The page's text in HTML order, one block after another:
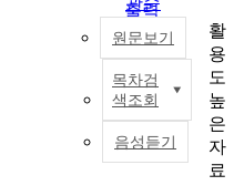
출력
50개씩
출력
100개씩
출력
원문보기
목차검
색조회
음성듣기
활
용
도
높
은
자
료